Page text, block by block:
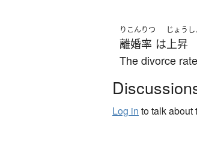
りこんりつ
離婚率 は
じょうし
上昇
The divorce
Log in to talk about